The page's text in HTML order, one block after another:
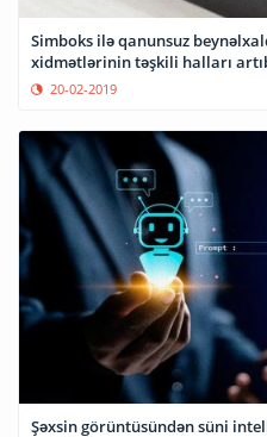
Simboks ilə qanunsuz
xidmətlərinin təşkili halları
20-02-2019
Şəxsin görüntüsündən süni